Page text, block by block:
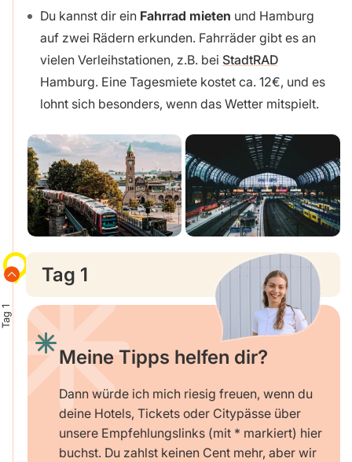
Du kannst dir ein Fahrrad mieten und Hamburg
auf zwei Rädern erkunden. Fahrräder gibt es an
vielen Verleihstationen, z.B. bei StadtRAD
Hamburg. Eine Tagesmiete kostet ca. 12€, und es
lohnt sich besonders, wenn das Wetter mitspielt.
Tag 1
Tag 1
Meine Tipps helfen dir?
Dann würde ich mich riesig freuen, wenn du
deine Hotels, Tickets oder Citypässe über
unsere Empfehlungslinks (mit * markiert) hier
buchst. Du zahlst keinen Cent mehr, aber wir